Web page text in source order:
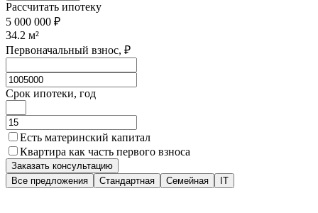
Рассчитать ипотеку
5 000 000 ₽
34.2 м²
Первоначальный взнос, ₽
Срок ипотеки, год
Есть материнский капитал
Квартира как часть первого взноса
Заказать консультацию
Все предложения
Стандартная Семейная IT